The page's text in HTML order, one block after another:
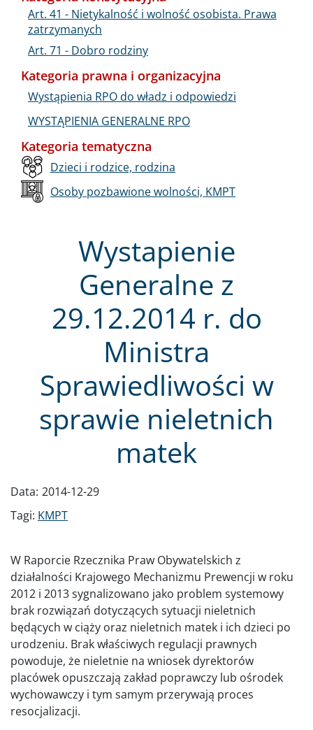
Wystapienie
Generalne z
29.12.2014 r. do
Ministra
Sprawiedliwości w
sprawie nieletnich
matek
Data: 2014-12-29
Tagi: KMPT
W Raporcie Rzecznika Praw Obywatelskich z
działalności Krajowego Mechanizmu Prewencji w roku
2012 i 2013 sygnalizowano jako problem systemowy
brak rozwiązań dotyczących sytuacji nieletnich
będących w ciąży oraz nieletnich matek i ich dzieci po
urodzeniu. Brak właściwych regulacji prawnych
powoduje, że nieletnie na wniosek dyrektorów
placówek opuszczają zakład poprawczy lub ośrodek
wychowawczy i tym samym przerywają proces
resocjalizacji.
Art. 41 - Nietykalność i wolność osobista. Prawa
zatrzymanych
Art. 71 - Dobro rodziny
Kategoria prawna i organizacyjna
Wystąpienia RPO do władz i odpowiedzi
WYSTĄPIENIA GENERALNE RPO
Kategoria tematyczna
Dzieci i rodzice, rodzina
Osoby pozbawione wolności, KMPT